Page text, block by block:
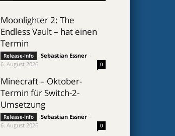
Moonlighter 2: The
Endless Vault – hat einen
Termin
Release-Info Sebastian Essner
6. August 2026
0
Minecraft – Oktober-
Termin für Switch-2-
Umsetzung
Release-Info Sebastian Essner
6. August 2026
0